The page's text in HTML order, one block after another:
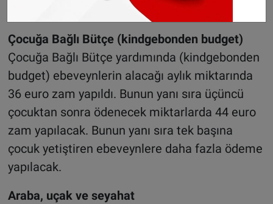
yüzde 4,29 artarak 6,80 euroya çıkartıldı
Çocuğa Bağlı Bütçe (kindgebonden budget)
Çocuğa Bağlı Bütçe yardımında (kindgebonden
budget) ebeveynlerin alacağı aylık miktarında
36 euro zam yapıldı. Bunun yanı sıra üçüncü
çocuktan sonra ödenecek miktarlarda 44 euro
zam yapılacak. Bunun yanı sıra tek başına
çocuk yetiştiren ebeveynlere daha fazla ödeme
yapılacak.
Araba, uçak ve seyahat